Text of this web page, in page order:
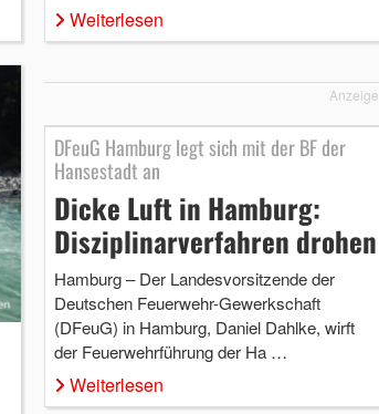
Weiterlesen
Anzeige
DFeuG Hamburg legt sich mit der BF der
Hansestadt an
Dicke Luft in Hamburg:
Disziplinarverfahren drohen
Hamburg – Der Landesvorsitzende der
Deutschen Feuerwehr-Gewerkschaft
(DFeuG) in Hamburg, Daniel Dahlke, wirft
der Feuerwehrführung der Ha …
Weiterlesen